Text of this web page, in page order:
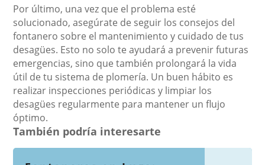
Por último, una vez que el problema esté
solucionado, asegúrate de seguir los consejos del
fontanero sobre el mantenimiento y cuidado de tus
desagües. Esto no solo te ayudará a prevenir futuras
emergencias, sino que también prolongará la vida
útil de tu sistema de plomería. Un buen hábito es
realizar inspecciones periódicas y limpiar los
desagües regularmente para mantener un flujo
óptimo.
También podría interesarte